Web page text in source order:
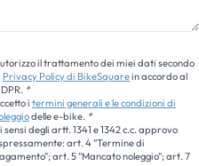
il trattamento dei miei dati secondo
Privacy Policy di BikeSquarein accordo al
*
i termini generali e le condizioni di
delle e-bike. *
sensi degli artt. 1341 e 1342 c.c. approvo
art. 4 "Termine di
art. 5 "Mancato noleggio"; art. 7